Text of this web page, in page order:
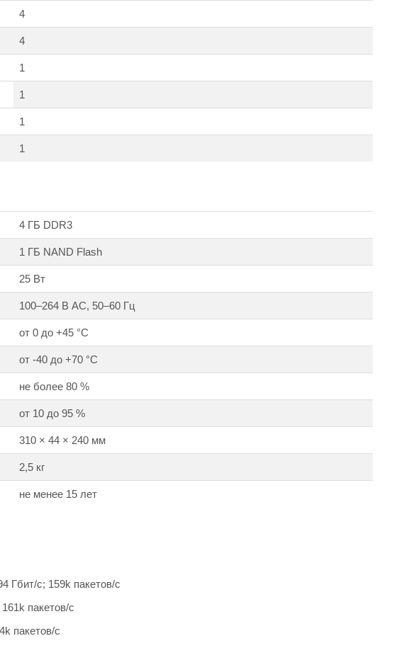
4
4
1
1
1
1
4 ГБ DDR3
1 ГБ NAND Flash
25 Вт
100–264 В AC, 50–60 Гц
от 0 до +45 °С
от -40 до +70 °С
не более 80 %
от 10 до 95 %
310 × 44 × 240 мм
2,5 кг
не менее 15 лет
Гбит/c; 159k пакетов/с
пакетов/с
пакетов/с